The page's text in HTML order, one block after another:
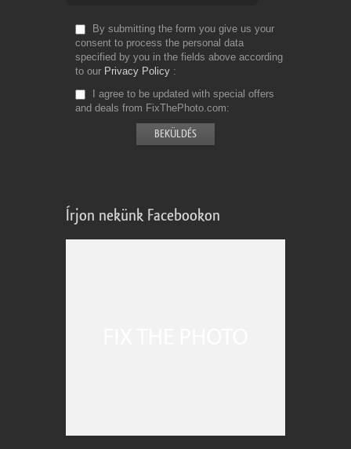
By submitting the form you give us your
consent to process the personal data
specified by you in the fields above according
to our Privacy Policy
I agree to be updated with special offers
and deals from FixThePhoto.com
Írjon nekünk Facebookon